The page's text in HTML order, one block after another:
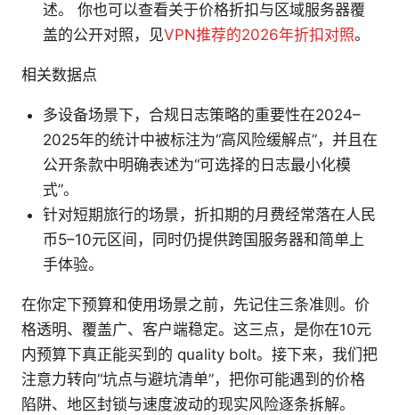
述。 你也可以查看关于价格折扣与区域服务器覆
盖的公开对照，见VPN推荐的2026年折扣对照。
相关数据点
多设备场景下，合规日志策略的重要性在2024–
2025年的统计中被标注为“高风险缓解点”，并且在
公开条款中明确表述为“可选择的日志最小化模
式”。
针对短期旅行的场景，折扣期的月费经常落在人民
币5–10元区间，同时仍提供跨国服务器和简单上
手体验。
在你定下预算和使用场景之前，先记住三条准则。价
格透明、覆盖广、客户端稳定。这三点，是你在10元
内预算下真正能买到的 quality bolt。接下来，我们把
注意力转向“坑点与避坑清单”，把你可能遇到的价格
陷阱、地区封锁与速度波动的现实风险逐条拆解。